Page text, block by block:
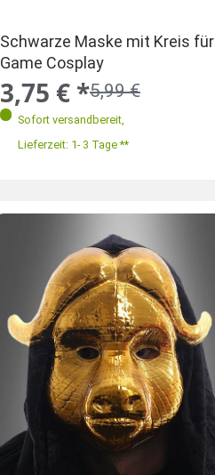
Schwarze Maske mit Kreis für
Game Cosplay
5,99 €
3,75 € *
Sofort versandbereit,
Lieferzeit: 1- 3 Tage **